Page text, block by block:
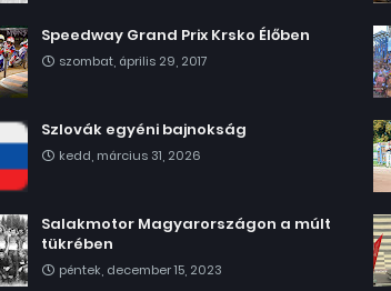
Speedway Grand Prix Krsko Élőben
szombat, április 29, 2017
Szlovák egyéni bajnokság
kedd, március 31, 2026
Salakmotor Magyarországon a múlt
tükrében
péntek, december 15, 2023